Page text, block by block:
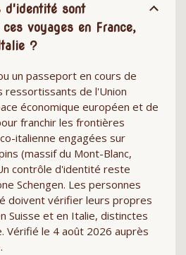
d'identité sont
voyages en France,
?
un passeport en cours de
ressortissants de l'Union
économique européen et de
franchir les frontières
italienne engagées sur
(massif du Mont-Blanc,
contrôle d'identité reste
Schengen. Les personnes
doivent vérifier leurs propres
Suisse et en Italie, distinctes
Vérifié le 4 août 2026 auprès